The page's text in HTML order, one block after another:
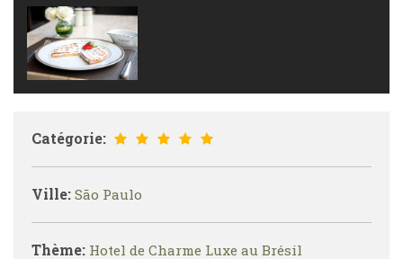
Catégorie:
Ville: São Paulo
Thème: Hotel de Charme Luxe au Brésil